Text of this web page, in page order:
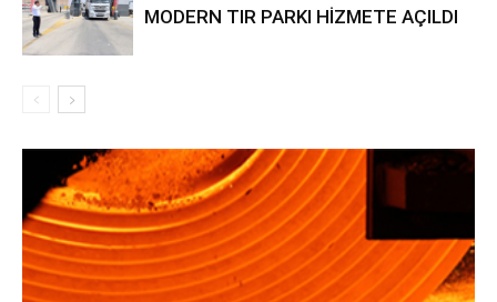
MODERN TIR PARKI HİZMETE AÇILDI